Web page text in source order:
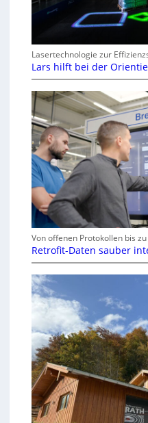
Lasertechnologie zur
Lars hilft bei der
Von offenen Protokollen bis
Retrofit-Daten sauber